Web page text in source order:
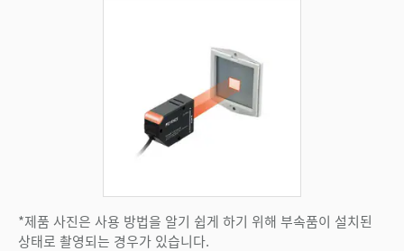
*제품 사진은 사용 방법을 알기 쉽게 하기 위해 부속품이 설치된
상태로 촬영되는 경우가 있습니다.